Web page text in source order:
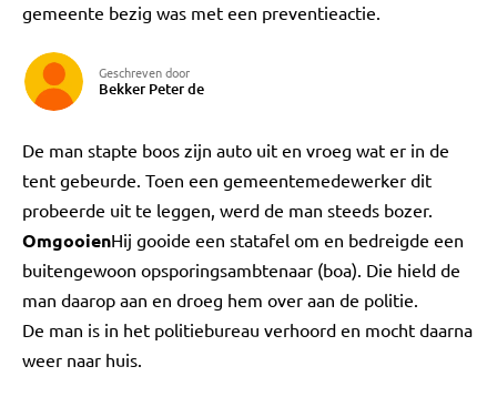
gemeente bezig was met een preventieactie.
Geschreven door
Bekker Peter de
De man stapte boos zijn auto uit en vroeg wat er in de
tent gebeurde. Toen een gemeentemedewerker dit
probeerde uit te leggen, werd de man steeds bozer.
OmgooienHij gooide een statafel om en bedreigde een
buitengewoon opsporingsambtenaar (boa). Die hield de
man daarop aan en droeg hem over aan de politie.
De man is in het politiebureau verhoord en mocht daarna
weer naar huis.